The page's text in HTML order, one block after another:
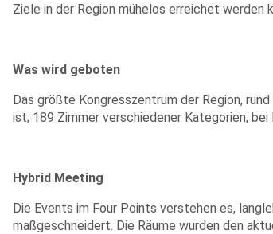
Ziele in der Region mühelos erreichet werden
Was wird geboten
Das größte Kongresszentrum der Region,
ist; 189 Zimmer verschiedener Kategorien,
Hybrid Meeting
Die Events im Four Points verstehen es,
maßgeschneidert. Die Räume wurden den